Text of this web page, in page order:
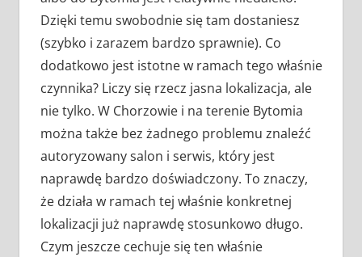
Dzięki temu swobodnie się tam dostaniesz
(szybko i zarazem bardzo sprawnie). Co
dodatkowo jest istotne w ramach tego właśnie
czynnika? Liczy się rzecz jasna lokalizacja, ale
nie tylko. W Chorzowie i na terenie Bytomia
można także bez żadnego problemu znaleźć
autoryzowany salon i serwis, który jest
naprawdę bardzo doświadczony. To znaczy,
że działa w ramach tej właśnie konkretnej
lokalizacji już naprawdę stosunkowo długo.
Czym jeszcze cechuje się ten właśnie